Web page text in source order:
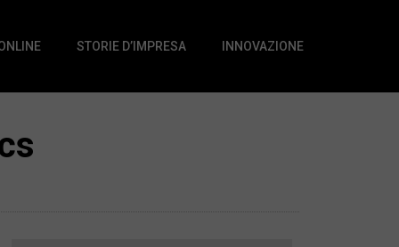
STORIE D’IMPRESA INNOVAZIONE